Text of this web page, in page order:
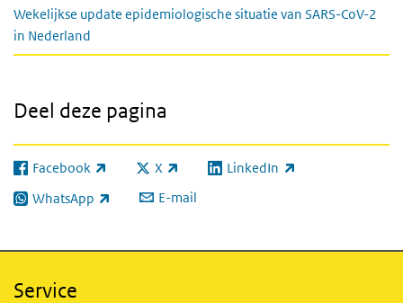
Wekelijkse update epidemiologische situatie van SARS-CoV-2
in Nederland
Deel deze pagina
Facebook
(externe link) X
(externe link) LinkedIn
(externe link)
WhatsApp
(externe link) E-mail
Service